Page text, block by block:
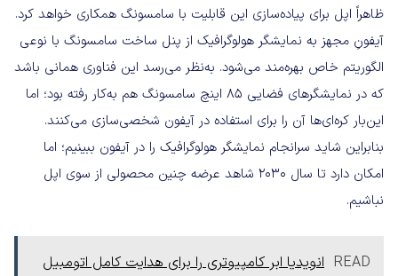
ظاهراً اپل برای پیاده‌سازی این قابلیت با سامسونگ همکاری خواهد کرد.
آیفونِ مجهز به نمایشگر هولوگرافیک از پنل ساخت سامسونگ با نوعی
الگوریتم خاص بهره‌مند می‌شود. به‌نظر می‌رسد این فناوری همانی باشد
که در نمایشگرهای فضایی ۸۵ اینچ سامسونگ هم به‌کار رفته بود؛ اما
این‌بار کره‌ای‌ها آن را برای استفاده در آیفون شخصی‌سازی می‌کنند.
بنابراین شاید سرانجام نمایشگر هولوگرافیک را در آیفون ببینیم؛ اما
امکان دارد تا سال ۲۰۳۰ شاهد عرضه چنین محصولی از سوی اپل
نباشیم.
READ انویدیا ابر کامپیوتری را برای هدایت کامل اتومبیل